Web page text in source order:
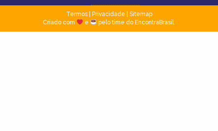
Termos| Privacidade
Sitemap
Criado com
e pelo time do EncontraBrasil